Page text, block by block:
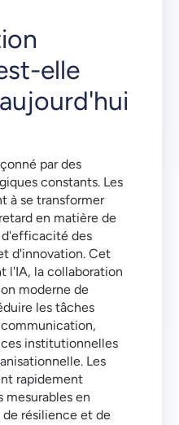
elle
par des
constants. Les
à se transformer
en matière de
des
d'innovation. Cet
l'IA, la collaboration
moderne de
les tâches
institutionnelles
Les
rapidement
mesurables en
résilience et de